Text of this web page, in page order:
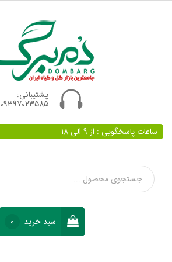
پشتیبانی:
09397023585
ساعات پاسخگویی : از 9 الی 18
سبد خرید 0